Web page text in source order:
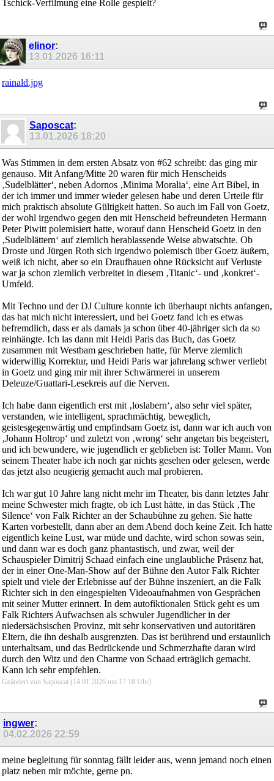
Tschick-Verfilmung eine Rolle gespielt?
elinor:
13.01.2026 16:11
rainald.jpg
Saposcat:
13.01.2026 18:20
Was Stimmen in dem ersten Absatz von #62 schreibt: das ging mir
genauso. Mit Anfang/Mitte 20 waren für mich Henscheids
‚Sudelblätter‘, neben Adornos ‚Minima Moralia‘, eine Art Bibel, in
der ich immer und immer wieder gelesen habe und deren Urteile für
mich praktisch absolute Gültigkeit hatten. So auch im Fall von Goetz,
der wohl irgendwo gegen den mit Henscheid befreundeten Hermann
Peter Piwitt polemisiert hatte, worauf dann Henscheid Goetz in den
‚Sudelblättern‘ auf ziemlich herablassende Weise abwatschte. Ob
Droste und Jürgen Roth sich irgendwo polemisch über Goetz äußern,
weiß ich nicht, aber so ein Draufhauen ohne Rücksicht auf Verluste
war ja schon ziemlich verbreitet in diesem ‚Titanic‘- und ‚konkret‘-
Umfeld.
Mit Techno und der DJ Culture konnte ich überhaupt nichts anfangen,
das hat mich nicht interessiert, und bei Goetz fand ich es etwas
befremdlich, dass er als damals ja schon über 40-jähriger sich da so
reinhängte. Ich las dann mit Heidi Paris das Buch, das Goetz
zusammen mit Westbam geschrieben hatte, für Merve ziemlich
widerwillig Korrektur, und Heidi Paris war jahrelang schwer verliebt
in Goetz und ging mir mit ihrer Schwärmerei in unserem
Deleuze/Guattari-Lesekreis auf die Nerven.
Ich habe dann eigentlich erst mit ‚loslabern‘, also sehr viel später,
verstanden, wie intelligent, sprachmächtig, beweglich,
geistesgegenwärtig und empfindsam Goetz ist, dann war ich auch von
‚Johann Holtrop‘ und zuletzt von ‚wrong‘ sehr angetan bis begeistert,
und ich bewundere, wie jugendlich er geblieben ist: Toller Mann. Von
seinem Theater habe ich noch gar nichts gesehen oder gelesen, werde
das jetzt also neugierig gemacht auch mal probieren.
Ich war gut 10 Jahre lang nicht mehr im Theater, bis dann letztes Jahr
meine Schwester mich fragte, ob ich Lust hätte, in das Stück ‚The
Silence‘ von Falk Richter an der Schaubühne zu gehen. Sie hatte
Karten vorbestellt, dann aber an dem Abend doch keine Zeit. Ich hatte
eigentlich keine Lust, war müde und dachte, wird schon sowas sein,
und dann war es doch ganz phantastisch, und zwar, weil der
Schauspieler Dimitrij Schaad einfach eine unglaubliche Präsenz hat,
der in einer One-Man-Show auf der Bühne den Autor Falk Richter
spielt und viele der Erlebnisse auf der Bühne inszeniert, an die Falk
Richter sich in den eingespielten Videoaufnahmen von Gesprächen
mit seiner Mutter erinnert. In dem autofiktionalen Stück geht es um
Falk Richters Aufwachsen als schwuler Jugendlicher in der
niedersächsischen Provinz, mit sehr konservativen und autoritären
Eltern, die ihn deshalb ausgrenzten. Das ist berührend und erstaunlich
unterhaltsam, und das Bedrückende und Schmerzhafte daran wird
durch den Witz und den Charme von Schaad erträglich gemacht.
Kann ich sehr empfehlen.
Geändert von Saposcat (14.01.2026 um 17:18 Uhr)
ingwer:
04.02.2026 22:59
meine begleitung für sonntag fällt leider aus, wenn jemand noch einen
platz neben mir möchte, gerne pn.